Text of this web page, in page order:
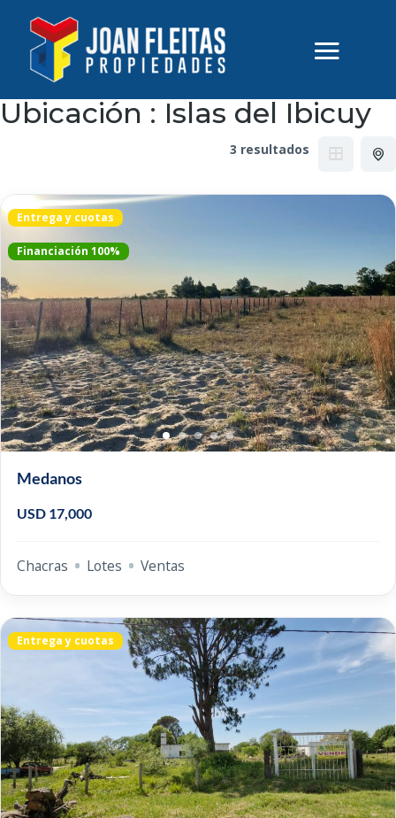
Ubicación : Islas del Ibicuy
3 resultados
Entrega y cuotas
Financiación 100%
Medanos
USD 17,000
Chacras Lotes Ventas
Entrega y cuotas